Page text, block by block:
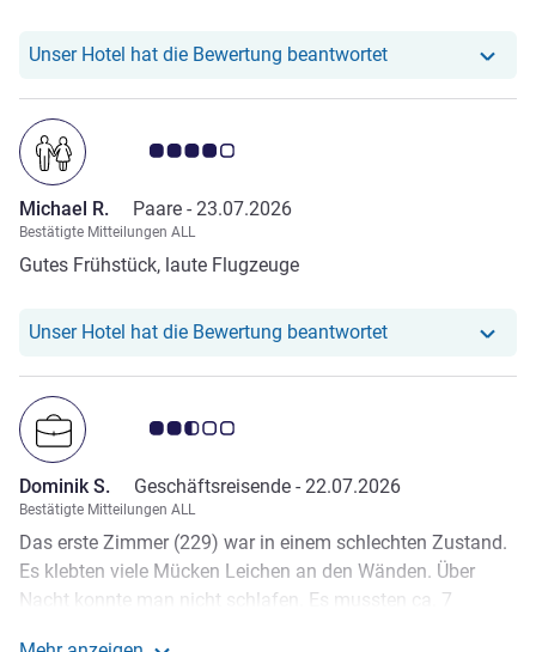
Unser Hotel hat die Bewertung beantwortetUnser Hotel hat
Note Kundenmeinungen 4.0/5
Michael R. Paare - 23.07.2026
Bestätigte Mitteilungen ALL
Gutes Frühstück, laute Flugzeuge
Unser Hotel hat die Bewertung beantwortetUnser Hotel hat
Note Kundenmeinungen 2.5/5
Dominik S. Geschäftsreisende - 22.07.2026
Bestätigte Mitteilungen ALL
Das erste Zimmer (229) war in einem schlechten Zustand.
Es klebten viele Mücken Leichen an den Wänden. Über
Nacht konnte man nicht schlafen. Es mussten ca. 7